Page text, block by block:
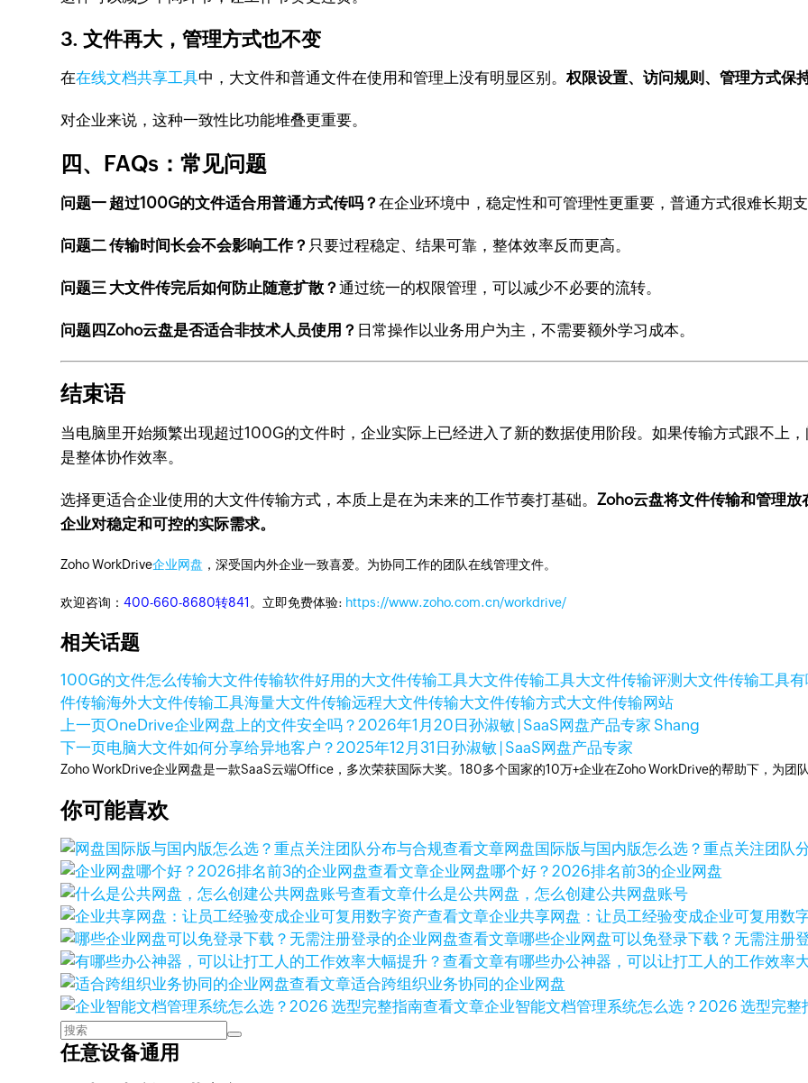
3. 文件再大，管理方式也不变
在在线文档共享工具中，大文件和普通文件在使用和管理上没有明显区别。权限设置、访问规则、管理方式保
对企业来说，这种一致性比功能堆叠更重要。
四、FAQs：常见问题
问题一 超过100G的文件适合用普通方式传吗？在企业环境中，稳定性和可管理性更重要，普通方式很难长期
问题二 传输时间长会不会影响工作？ 只要过程稳定、结果可靠，整体效率反而更高。
问题三 大文件传完后如何防止随意扩散？通过统一的权限管理，可以减少不必要的流转。
问题四Zoho云盘是否适合非技术人员使用？ 日常操作以业务用户为主，不需要额外学习成本。
结束语
当电脑里开始频繁出现超过100G的文件时，企业实际上已经进入了新的数据使用阶段。如果传输方式跟不上
是整体协作效率。
选择更适合企业使用的大文件传输方式，本质上是在为未来的工作节奏打基础。Zoho云盘将文件传输和管理
企业对稳定和可控的实际需求。
Zoho WorkDrive企业网盘 ，深受国内外企业一致喜爱。为协同工作的团队在线管理文件。
欢迎咨询：400-660-8680转841 。立即免费体验: https://www.zoho.com.cn/workdrive/
相关话题
100G的文件怎么传输大文件传输软件好用的大文件传输工具大文件传输工具大文件传输评测 大文件传输工具
件传输海外大文件传输工具海量大文件传输远程大文件传输大文件传输方式大文件传输网站
上一页OneDrive企业网盘上的文件安全吗？2026年1月20日孙淑敏 | SaaS网盘产品专家 Shang
下一页电脑大文件如何分享给异地客户？2025年12月31日孙淑敏 | SaaS网盘产品专家
Zoho WorkDrive企业网盘是一款SaaS云端Office，多次荣获国际大奖。180多个国家的10万+企业在Zoho WorkDrive的帮助下，为团
你可能喜欢
查看文章网盘国际版与国内版怎么选？重点关注团队
查看文章企业网盘哪个好？2026排名前3的企业网盘
查看文章什么是公共网盘，怎么创建公共网盘账号
查看文章企业共享网盘：让员工经验变成企业可复用数
查看文章哪些企业网盘可以免登录下载？无需注册
查看文章有哪些办公神器，可以让打工人的工作效率
查看文章适合跨组织业务协同的企业网盘
查看文章企业智能文档管理系统怎么选？2026 选型完整
任意设备通用